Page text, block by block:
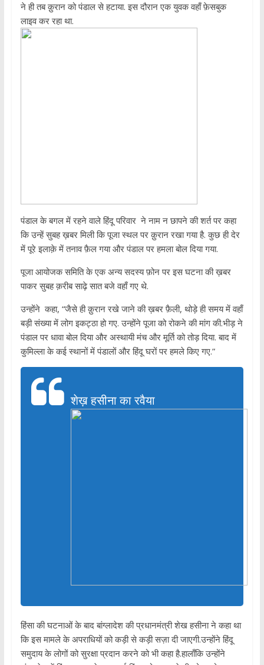
ने ही तब क़ुरान को पंडाल से हटाया. इस दौरान एक युवक वहाँ फ़ेसबुक
लाइव कर रहा था.
पंडाल के बगल में रहने वाले हिंदू परिवार ने नाम न छापने की शर्त पर कहा
कि उन्हें सुबह ख़बर मिली कि पूजा स्थल पर क़ुरान रखा गया है. कुछ ही देर
में पूरे इलाक़े में तनाव फ़ैल गया और पंडाल पर हमला बोल दिया गया.
पूजा आयोजक समिति के एक अन्य सदस्य फ़ोन पर इस घटना की ख़बर
पाकर सुबह क़रीब साढ़े सात बजे वहाँ गए थे.
उन्होंने कहा, “जैसे ही क़ुरान रखे जाने की ख़बर फ़ैली, थोड़े ही समय में वहाँ
बड़ी संख्या में लोग इकट्ठा हो गए. उन्होंने पूजा को रोकने की मांग की.भीड़ ने
पंडाल पर धावा बोल दिया और अस्थायी मंच और मूर्ति को तोड़ दिया. बाद में
कुमिल्ला के कई स्थानों में पंडालों और हिंदू घरों पर हमले किए गए.”
शेख़ हसीना का रवैया
हिंसा की घटनाओं के बाद बांग्लादेश की प्रधानमंत्री शेख हसीना ने कहा था
कि इस मामले के अपराधियों को कड़ी से कड़ी सज़ा दी जाएगी.उन्होंने हिंदू
समुदाय के लोगों को सुरक्षा प्रदान करने को भी कहा है.हालाँकि उन्होंने